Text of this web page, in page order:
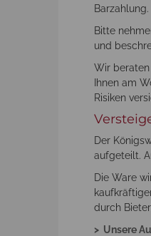
Barzahlung.
Bitte
und
Wir
Ihnen am
Risiken
Der
aufgeteilt.
Die Ware
durch
> Unsere